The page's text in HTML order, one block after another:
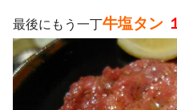
最後にもう一丁牛塩タン